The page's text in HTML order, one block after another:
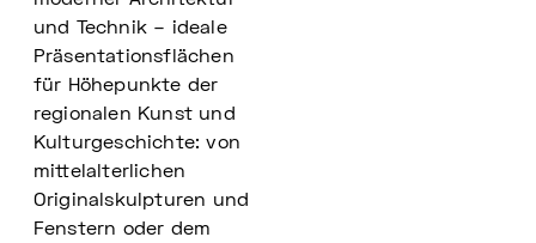
und Technik – ideale
Präsentationsflächen
für Höhepunkte der
regionalen Kunst und
Kulturgeschichte: von
mittelalterlichen
Originalskulpturen und
Fenstern oder dem